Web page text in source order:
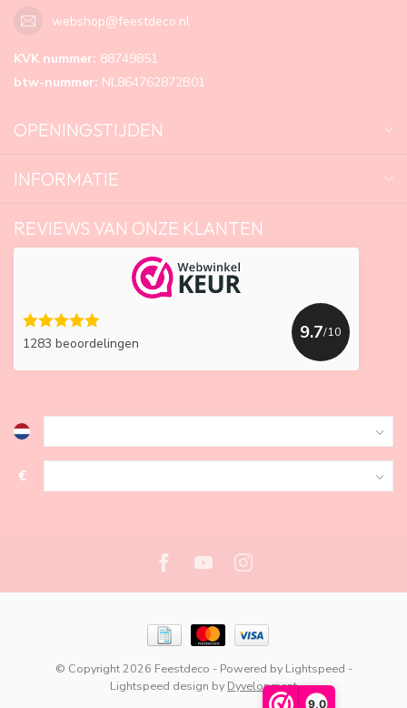
9,0
webshop@feestdeco.nl
KVK nummer: 88749851
btw-nummer: NL864762872B01
OPENINGSTIJDEN
INFORMATIE
REVIEWS VAN ONZE KLANTEN
1283 beoordelingen
9.7/10
€
© Copyright 2026 Feestdeco - Powered by Lightspeed -
Lightspeed design by Dyvelopment